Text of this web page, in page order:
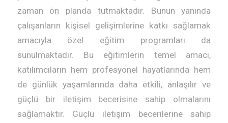
zaman ön planda tutmaktadır. Bunun yanında
çalışanların kişisel gelişimlerine katkı sağlamak
amacıyla özel eğitim programları da
sunulmaktadır. Bu eğitimlerin temel amacı,
katılımcıların hem profesyonel hayatlarında hem
de günlük yaşamlarında daha etkili, anlaşılır ve
güçlü bir iletişim becerisine sahip olmalarını
sağlamaktır. Güçlü iletişim becerilerine sahip